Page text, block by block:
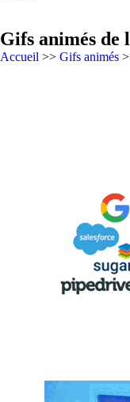
Gifs animés de
Accueil >> Gifs animés